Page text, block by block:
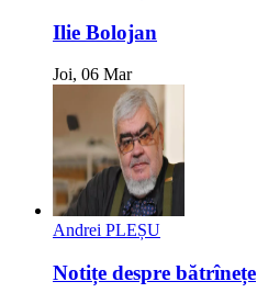
Ilie Bolojan
Joi, 06 Mar
Andrei PLEȘU
Notițe despre bătrînețe